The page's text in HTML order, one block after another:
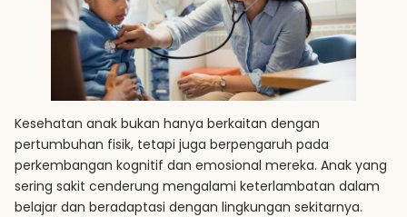
Kesehatan anak bukan hanya berkaitan dengan
pertumbuhan fisik, tetapi juga berpengaruh pada
perkembangan kognitif dan emosional mereka. Anak yang
sering sakit cenderung mengalami keterlambatan dalam
belajar dan beradaptasi dengan lingkungan sekitarnya.